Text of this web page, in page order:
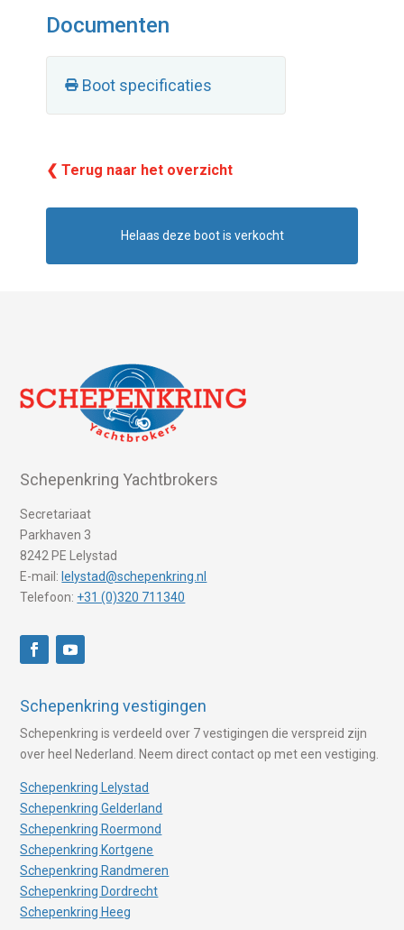
Documenten
Boot specificaties
❮ Terug naar het overzicht
Helaas deze boot is verkocht
Schepenkring Yachtbrokers
Secretariaat
Parkhaven 3
8242 PE Lelystad
E-mail: lelystad@schepenkring.nl
Telefoon: +31 (0)320 711340
Schepenkring vestigingen
Schepenkring is verdeeld over 7 vestigingen die verspreid zijn
over heel Nederland. Neem direct contact op met een vestiging.
Schepenkring Lelystad
Schepenkring Gelderland
Schepenkring Roermond
Schepenkring Kortgene
Schepenkring Randmeren
Schepenkring Dordrecht
Schepenkring Heeg